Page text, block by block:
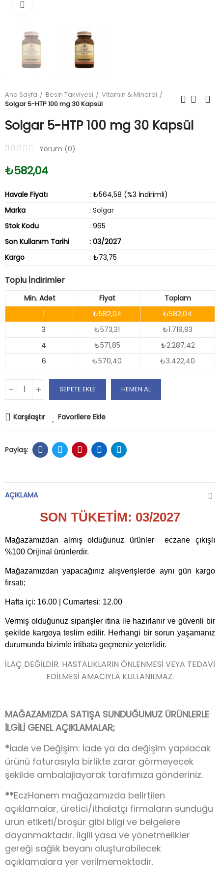
Ana Sayfa Besin Takviyesi
Vitamin & Mineral
Solgar 5-HTP 100 mg 30 Kapsül
Solgar 5-HTP 100 mg 30 Kapsül
Yorum (0)
₺582,04
Havale Fiyatı
: ₺564,58 (%3 İndirimli)
Marka
: Solgar
Stok Kodu
: 965
Son Kullanım Tarihi
: 03/2027
Kargo
: ₺73,75
Toplu İndirimler
Min. Adet Fiyat
Toplam
1
₺582,04
₺582,04
3
₺573,31
₺1.719,93
4
₺571,85
₺2.287,42
6
₺570,40 ₺3.422,40
SEPETE EKLE HEMEN AL
Karşılaştır Favorilere Ekle
AÇIKLAMA
SON TÜKETİM: 03/2027
Mağazamızdan almış olduğunuz ürünler eczane çıkışlı
%100 Orijinal ürünlerdir.
Mağazamızdan yapacağınız alışverişlerde aynı gün kargo
fırsatı;
Hafta içi: 16.00 | Cumartesi: 12.00
Vermiş olduğunuz siparişler itina ile hazırlanır ve güvenli bir
şekilde kargoya teslim edilir. Herhangi bir sorun yaşamanız
durumunda bizimle irtibata geçmeniz yeterlidir.
İLAÇ DEĞİLDİR. HASTALIKLARIN ÖNLENMESİ VEYA TEDAVİ
EDİLMESİ AMACIYLA KULLANILMAZ.
MAĞAZAMIZDA SATIŞA SUNDUĞUMUZ ÜRÜNLERLE
İLGİLİ GENEL AÇIKLAMALAR;
*İade ve Değişim: İade ya da değişim yapılacak
ürünü faturasıyla birlikte zarar görmeyecek
şekilde ambalajlayarak tarafımıza gönderiniz.
**EczHanem mağazamızda belirtilen
açıklamalar, üretici/ithalatçı firmaların sunduğu
ürün etiketi/broşür gibi bilgi ve belgelere
dayanmaktadır. İlgili yasa ve yönetmelikler
gereği sağlık beyanı oluşturabilecek
açıklamalara yer verilmemektedir.